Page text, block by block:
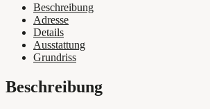
Beschreibung
Adresse
Details
Ausstattung
Grundriss
Beschreibung